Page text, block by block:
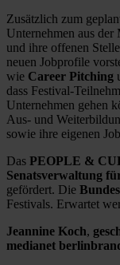
Zusätzlich zum
Unternehmen aus
und ihre offenen
neuen Jobprofile
wie Career Pitching
dass Festival-
Unternehmen gehen
Aus- und
sowie ihre eigenen
Das PEOPLE &
Senatsverwaltung
gefördert. Die
Festivals. Erwartet
Jeannine Koch,
medianet